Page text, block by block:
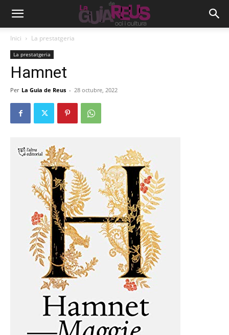
Inici La prestatgeria
La prestatgeria
Hamnet
Per La Guia de Reus - 28 octubre, 2022